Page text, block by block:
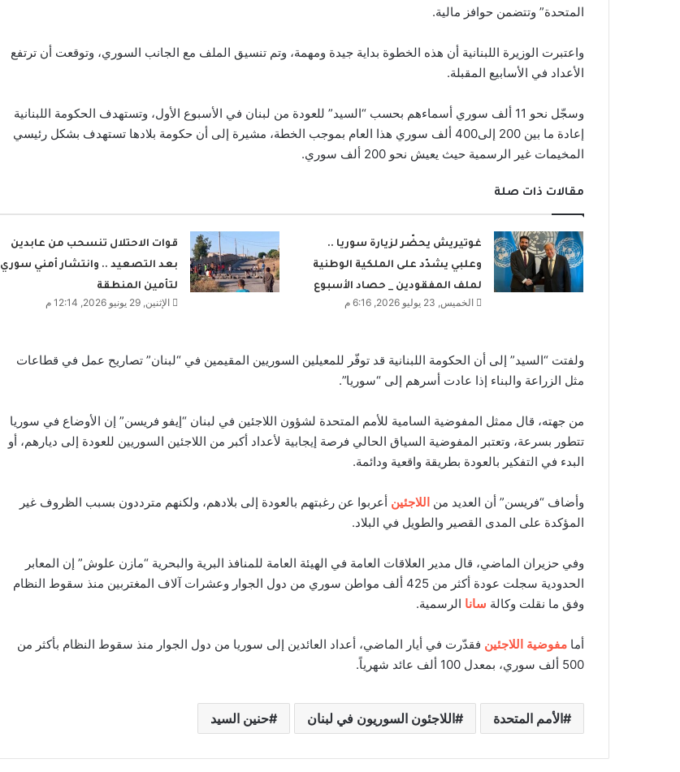
المتحدة” وتتضمن حوافز مالية.
واعتبرت الوزيرة اللبنانية أن هذه الخطوة بداية جيدة ومهمة، وتم تنسيق الملف مع الجانب السوري، وتوقعت أن ترتفع
الأعداد في الأسابيع المقبلة.
وسجّل نحو 11 ألف سوري أسماءهم بحسب “السيد” للعودة من لبنان في الأسبوع الأول، وتستهدف الحكومة اللبنانية
إعادة ما بين 200 إلى400 ألف سوري هذا العام بموجب الخطة، مشيرة إلى أن حكومة بلادها تستهدف بشكل رئيسي
المخيمات غير الرسمية حيث يعيش نحو 200 ألف سوري.
مقالات ذات صلة
غوتيريش يحضّر لزيارة سوريا ..
وعلبي يشدّد على الملكية الوطنية
لملف المفقودين _ حصاد الأسبوع
الخميس, 23 يوليو 2026, 6:16 م
قوات الاحتلال تنسحب من عابدين
بعد التصعيد .. وانتشار أمني سوري
لتأمين المنطقة
الإثنين, 29 يونيو 2026, 12:14 م
ولفتت “السيد” إلى أن الحكومة اللبنانية قد توفّر للمعيلين السوريين المقيمين في “لبنان” تصاريح عمل في قطاعات
مثل الزراعة والبناء إذا عادت أسرهم إلى “سوريا”.
من جهته، قال ممثل المفوضية السامية للأمم المتحدة لشؤون اللاجئين في لبنان “إيفو فريسن” إن الأوضاع في سوريا
تتطور بسرعة، وتعتبر المفوضية السياق الحالي فرصة إيجابية لأعداد أكبر من اللاجئين السوريين للعودة إلى ديارهم، أو
البدء في التفكير بالعودة بطريقة واقعية ودائمة.
وأضاف “فريسن” أن العديد من اللاجئين أعربوا عن رغبتهم بالعودة إلى بلادهم، ولكنهم مترددون بسبب الظروف غير
المؤكدة على المدى القصير والطويل في البلاد.
وفي حزيران الماضي، قال مدير العلاقات العامة في الهيئة العامة للمنافذ البرية والبحرية “مازن علوش” إن المعابر
الحدودية سجلت عودة أكثر من 425 ألف مواطن سوري من دول الجوار وعشرات آلاف المغتربين منذ سقوط النظام
وفق ما نقلت وكالة سانا الرسمية.
أما مفوضية اللاجئين فقدّرت في أيار الماضي، أعداد العائدين إلى سوريا من دول الجوار منذ سقوط النظام بأكثر من
500 ألف سوري، بمعدل 100 ألف عائد شهرياً.
الأمم المتحدة اللاجئون السوريون في لبنان حنين السيد